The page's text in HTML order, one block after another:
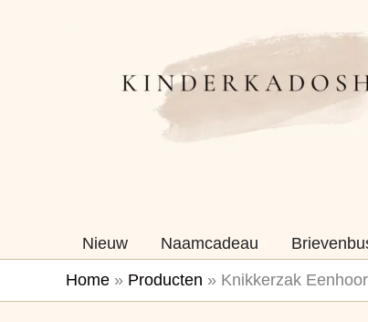
Nieuw Naamcadeau
Home » Producten » Knikkerzak